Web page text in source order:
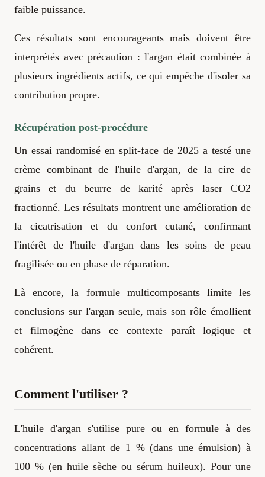
faible puissance.
Ces résultats sont encourageants mais doivent être
interprétés avec précaution : l'argan était combinée à
plusieurs ingrédients actifs, ce qui empêche d'isoler sa
contribution propre.
Récupération post-procédure
Un essai randomisé en split-face de 2025 a testé une
crème combinant de l'huile d'argan, de la cire de
grains et du beurre de karité après laser CO2
fractionné. Les résultats montrent une amélioration de
la cicatrisation et du confort cutané, confirmant
l'intérêt de l'huile d'argan dans les soins de peau
fragilisée ou en phase de réparation.
Là encore, la formule multicomposants limite les
conclusions sur l'argan seule, mais son rôle émollient
et filmogène dans ce contexte paraît logique et
cohérent.
Comment l'utiliser ?
L'huile d'argan s'utilise pure ou en formule à des
concentrations allant de 1 % (dans une émulsion) à
100 % (en huile sèche ou sérum huileux). Pour une